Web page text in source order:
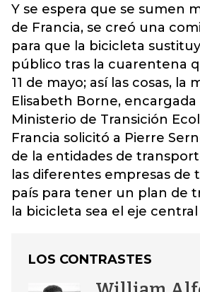
Y se espera que se sumen
de Francia, se creó una
para que la bicicleta
público tras la cuarentena
11 de mayo; así las cosas, la
Elisabeth Borne, encargada
Ministerio de Transición
Francia solicitó a Pierre
de la entidades de
las diferentes empresas de
país para tener un plan de
la bicicleta sea el eje
LOS CONTRASTES